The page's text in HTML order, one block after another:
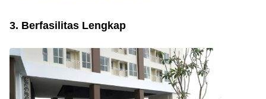
3. Berfasilitas Lengkap